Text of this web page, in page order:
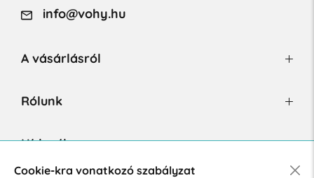
info@vohy.hu
A vásárlásról
Rólunk
Hírlevél
Cookie-kra vonatkozó szabályzat